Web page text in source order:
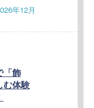
年12月
「飾
む体験